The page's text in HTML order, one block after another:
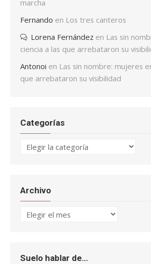
marcha
Fernando en Los tres canteros
Lorena Fernández en Las sin
ciencia a las que arrebataron su
Antonoi en Las sin nombre: mujeres
que arrebataron su visibilidad
Categorías
Categorías
Archivo
Archivo
Suelo hablar de…